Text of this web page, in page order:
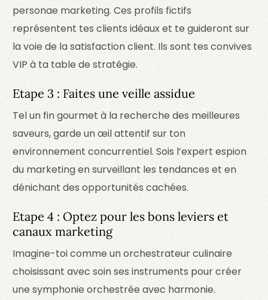
personae marketing. Ces profils fictifs
représentent tes clients idéaux et te guideront sur
la voie de la satisfaction client. Ils sont tes convives
VIP à ta table de stratégie.
Etape 3 : Faites une veille assidue
Tel un fin gourmet à la recherche des meilleures
saveurs, garde un œil attentif sur ton
environnement concurrentiel. Sois l’expert espion
du marketing en surveillant les tendances et en
dénichant des opportunités cachées.
Etape 4 : Optez pour les bons leviers et
canaux marketing
Imagine-toi comme un orchestrateur culinaire
choisissant avec soin ses instruments pour créer
une symphonie orchestrée avec harmonie.